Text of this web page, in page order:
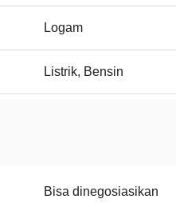
Logam
Listrik, Bensin
Bisa dinegosiasikan